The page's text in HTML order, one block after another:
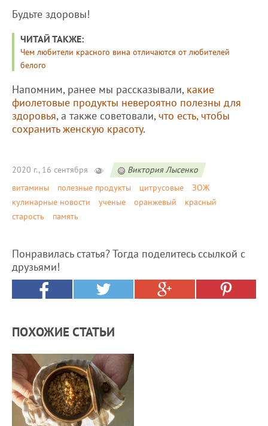
Будьте здоровы!
ЧИТАЙ ТАКЖЕ:
Чем любители красного вина отличаются от любителей
белого
Напомним, ранее мы рассказывали, какие
фиолетовые продукты невероятно полезны для
здоровья, а также советовали, что есть, чтобы
сохранить женскую красоту.
2020 г., 16 сентября
Виктория Лысенко
витамины
полезные продукты цитрусовые
ЗОЖ
кулинарные новости
ученые оранжевый
красный
старость
память
Понравилась статья? Тогда поделитесь ссылкой с
друзьями!
ПОХОЖИЕ СТАТЬИ